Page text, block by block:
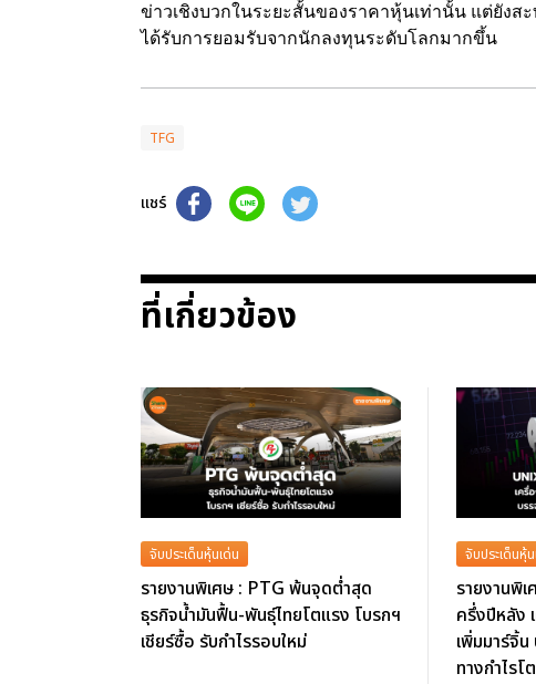
ข่าวเชิงบวกในระยะสั้นของราคาหุ้นเท่านั้น แต่ยัง
ได้รับการยอมรับจากนักลงทุนระดับโลกมากขึ้น
TFG
แชร์
ที่เกี่ยวข้อง
จับประเด็นหุ้นเด่น
รายงานพิเศษ : PTG พ้นจุดต่ำสุด
ธุรกิจน้ำมันฟื้น-พันธุ์ไทยโตแรง โบรกฯ
เชียร์ซื้อ รับกำไรรอบใหม่
จับประเด็นหุ้
รายงานพิ
ครึ่งปีหลัง
เพิ่มมาร์จิ้
ทางกำไรโต